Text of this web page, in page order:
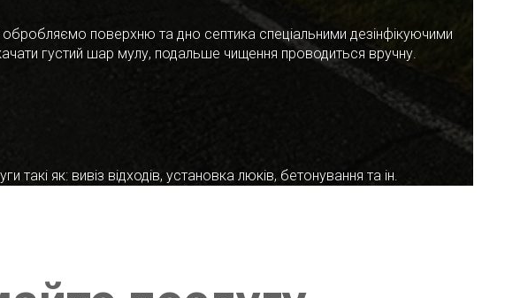
поверхню та дно септика спеціальними дезінфікуючими
густий шар мулу, подальше чищення проводиться вручну.
як: вивіз відходів, установка люків, бетонування та ін.